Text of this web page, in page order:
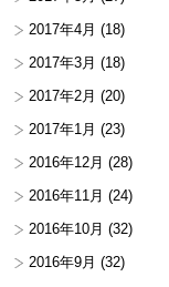
2017年4月 (18)
2017年3月 (18)
2017年2月 (20)
2017年1月 (23)
2016年12月 (28)
2016年11月 (24)
2016年10月 (32)
2016年9月 (32)